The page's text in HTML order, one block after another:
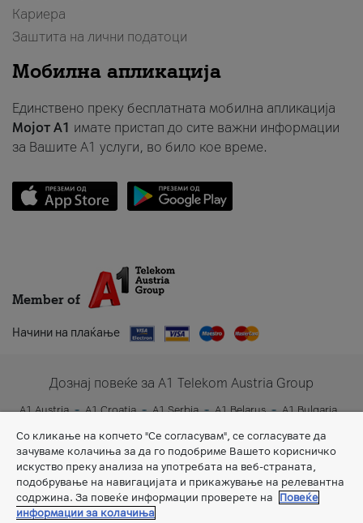
Кариера
Заштита на лични податоци
Мобилна апликација
Единствено преку бесплатната мобилна апликација
Мојот A1 имате пристап до сите важни информации
за Вашите A1 услуги, во било кое време.
Member of
Начини на плаќање
Дознај повеќе за A1 Telekom Austria Group
A1 Austria A1 Croatia A1 Serbia A1 Belarus
A1 Bulgaria
A1 Slovenia
A1 Digital
Со кликање на копчето "Се согласувам", се согласувате да
зачуваме колачиња за да го подобриме Вашето корисничко
искуство преку анализа на употребата на веб-страната,
подобрување на навигацијата и прикажување на релевантна
содржина. За повеќе информации проверете на
Повеќе
информации за колачиња